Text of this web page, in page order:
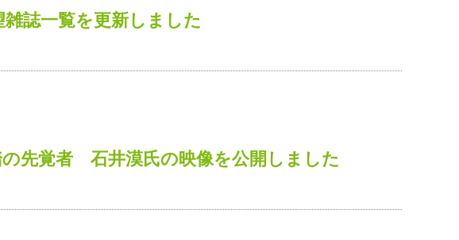
誌一覧を更新しました
先覚者 石井漠氏の映像を公開しました